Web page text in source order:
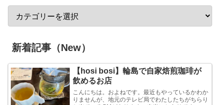
新着記事（New）
【hosi bosi】輪島で自家焙煎珈琲が
飲めるお店
こんにちは。およねです。最近もやっているかわか
りませんが、地元のテレビ局でわたしたちがちらり